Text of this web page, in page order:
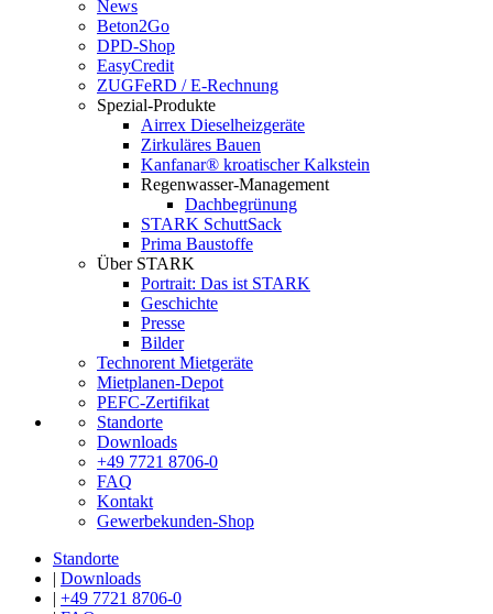
News
Beton2Go
DPD-Shop
EasyCredit
ZUGFeRD / E-Rechnung
Spezial-Produkte
Airrex Dieselheizgeräte
Zirkuläres Bauen
Kanfanar® kroatischer Kalkstein
Regenwasser-Management
Dachbegrünung
STARK SchuttSack
Prima Baustoffe
Über STARK
Portrait: Das ist STARK
Geschichte
Presse
Bilder
Technorent Mietgeräte
Mietplanen-Depot
PEFC-Zertifikat
Standorte
Downloads
+49 7721 8706-0
FAQ
Kontakt
Gewerbekunden-Shop
Standorte
| Downloads
| +49 7721 8706-0